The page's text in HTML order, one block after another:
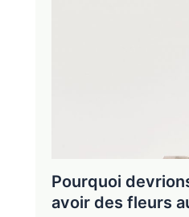
Pourquoi
avoir des fleurs